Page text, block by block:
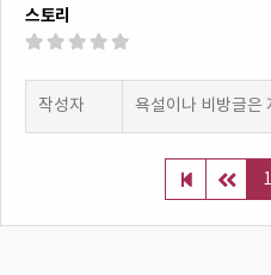
스토리
1